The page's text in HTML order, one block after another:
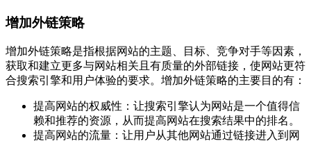
增加外链策略
增加外链策略是指根据网站的主题、目标、竞争对手等因素，
获取和建立更多与网站相关且有质量的外部链接，使网站更符
合搜索引擎和用户体验的要求。增加外链策略的主要目的有：
提高网站的权威性：让搜索引擎认为网站是一个值得信
赖和推荐的资源，从而提高网站在搜索结果中的排名。
提高网站的流量：让用户从其他网站通过链接进入到网